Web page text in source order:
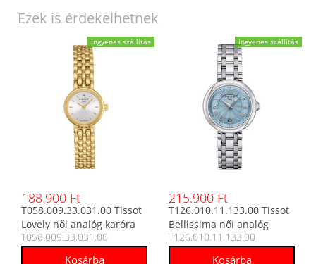
Ezek is érdekelhetnek
ingyenes szállítás
188.900 Ft
T058.009.33.031.00 Tissot
Lovely női analóg karóra
T058.009.33.031.00
ingyenes szállítás
215.900 Ft
T126.010.11.133.00 Tissot
Bellissima női analóg
karóra
T126.010.11.133.00